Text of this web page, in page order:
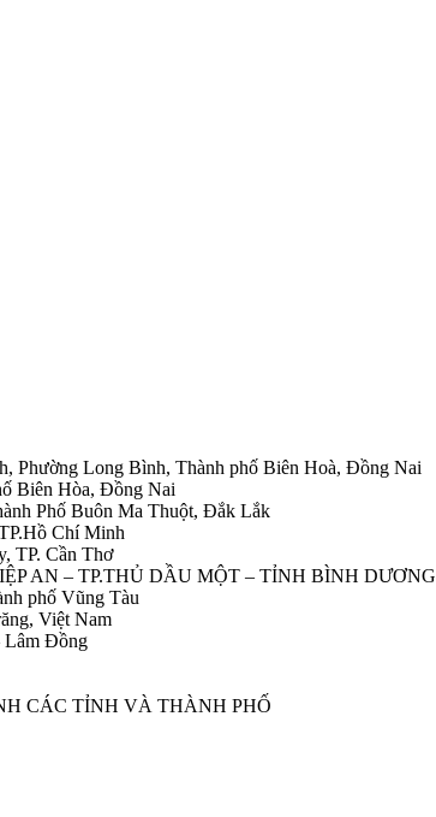
Phường Long Bình, Thành phố Biên Hoà, Đồng Nai
Biên Hòa, Đồng Nai
Phố Buôn Ma Thuột, Đắk Lắk
Chí Minh
TP. Cần Thơ
AN – TP.THỦ DẦU MỘT – TỈNH BÌNH DƯƠNG
phố Vũng Tàu
Việt Nam
Lâm Đồng
CÁC TỈNH VÀ THÀNH PHỐ